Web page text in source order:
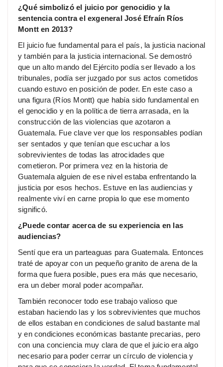
¿Qué simbolizó el juicio por genocidio y la
sentencia contra el exgeneral José Efraín Ríos
Montt en 2013?
El juicio fue fundamental para el país, la justicia nacional
y también para la justicia internacional. Se demostró
que un alto mando del Ejército podía ser llevado a los
tribunales, podía ser juzgado por sus actos cometidos
cuando estuvo en posición de poder. En este caso a
una figura (Ríos Montt) que había sido fundamental en
el genocidio y en la política de tierra arrasada, en la
construcción de las violencias que azotaron a
Guatemala. Fue clave ver que los responsables podían
ser sentados y que tenían que escuchar a los
sobrevivientes de todas las atrocidades que
cometieron. Por primera vez en la historia de
Guatemala alguien de ese nivel estaba enfrentando la
justicia por esos hechos. Estuve en las audiencias y
realmente viví en carne propia lo que ese momento
significó.
¿Puede contar acerca de su experiencia en las
audiencias?
Sentí que era un parteaguas para Guatemala. Entonces
traté de apoyar con un pequeño granito de arena de la
forma que fuera posible, pues era más que necesario,
era un deber moral poder acompañar.
También reconocer todo ese trabajo valioso que
estaban haciendo las y los sobrevivientes que muchos
de ellos estaban en condiciones de salud bastante mal
y en condiciones económicas bastante precarias, pero
con una conciencia muy clara de que el juicio era algo
necesario para poder cerrar un círculo de violencia y